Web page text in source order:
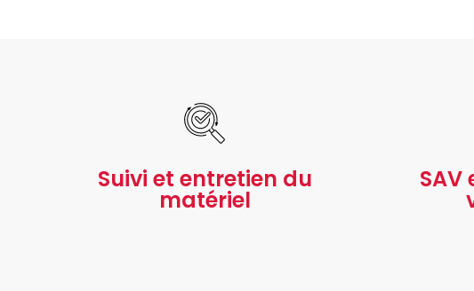
Suivi et entretien du
matériel